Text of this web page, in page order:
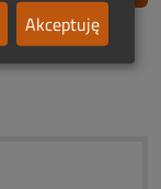
Akceptuję